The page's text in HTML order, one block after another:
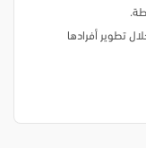
تطوير أفرادها